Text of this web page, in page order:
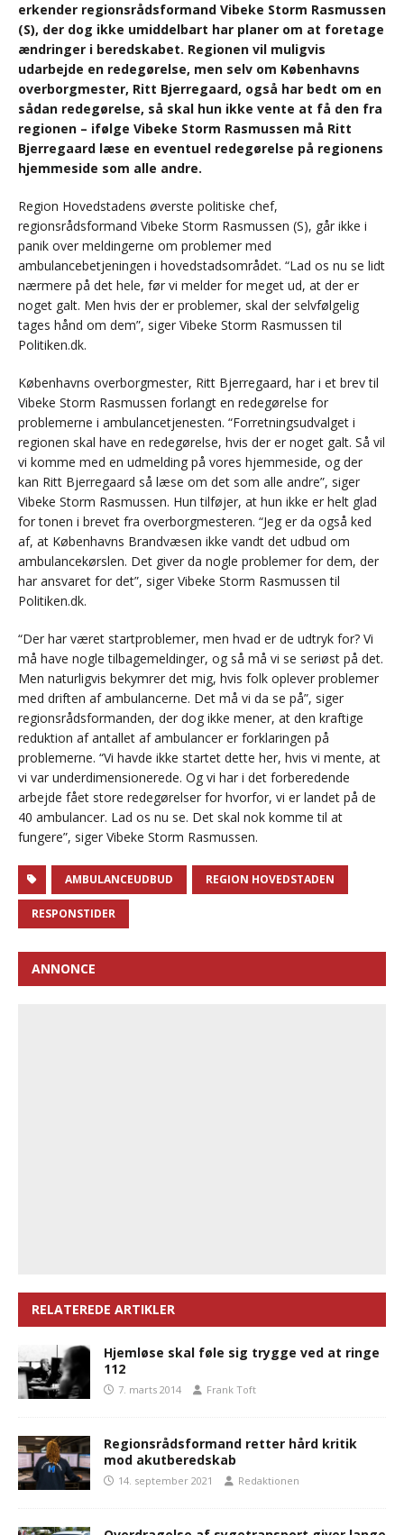
erkender regionsrådsformand Vibeke Storm Rasmussen
(S), der dog ikke umiddelbart har planer om at foretage
ændringer i beredskabet. Regionen vil muligvis
udarbejde en redegørelse, men selv om Københavns
overborgmester, Ritt Bjerregaard, også har bedt om en
sådan redegørelse, så skal hun ikke vente at få den fra
regionen – ifølge Vibeke Storm Rasmussen må Ritt
Bjerregaard læse en eventuel redegørelse på regionens
hjemmeside som alle andre.
Region Hovedstadens øverste politiske chef,
regionsrådsformand Vibeke Storm Rasmussen (S), går ikke i
panik over meldingerne om problemer med
ambulancebetjeningen i hovedstadsområdet. “Lad os nu se lidt
nærmere på det hele, før vi melder for meget ud, at der er
noget galt. Men hvis der er problemer, skal der selvfølgelig
tages hånd om dem”, siger Vibeke Storm Rasmussen til
Politiken.dk.
Københavns overborgmester, Ritt Bjerregaard, har i et brev til
Vibeke Storm Rasmussen forlangt en redegørelse for
problemerne i ambulancetjenesten. “Forretningsudvalget i
regionen skal have en redegørelse, hvis der er noget galt. Så vil
vi komme med en udmelding på vores hjemmeside, og der
kan Ritt Bjerregaard så læse om det som alle andre”, siger
Vibeke Storm Rasmussen. Hun tilføjer, at hun ikke er helt glad
for tonen i brevet fra overborgmesteren. “Jeg er da også ked
af, at Københavns Brandvæsen ikke vandt det udbud om
ambulancekørslen. Det giver da nogle problemer for dem, der
har ansvaret for det”, siger Vibeke Storm Rasmussen til
Politiken.dk.
“Der har været startproblemer, men hvad er de udtryk for? Vi
må have nogle tilbagemeldinger, og så må vi se seriøst på det.
Men naturligvis bekymrer det mig, hvis folk oplever problemer
med driften af ambulancerne. Det må vi da se på”, siger
regionsrådsformanden, der dog ikke mener, at den kraftige
reduktion af antallet af ambulancer er forklaringen på
problemerne. “Vi havde ikke startet dette her, hvis vi mente, at
vi var underdimensionerede. Og vi har i det forberedende
arbejde fået store redegørelser for hvorfor, vi er landet på de
40 ambulancer. Lad os nu se. Det skal nok komme til at
fungere”, siger Vibeke Storm Rasmussen.
AMBULANCEUDBUD REGION HOVEDSTADEN
RESPONSTIDER
ANNONCE
RELATEREDE ARTIKLER
Hjemløse skal føle sig trygge ved at ringe
112
7. marts 2014 Frank Toft
Regionsrådsformand retter hård kritik
mod akutberedskab
14. september 2021 Redaktionen